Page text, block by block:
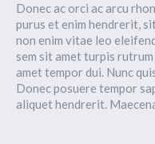
Donec ac orci ac arcu
purus et enim hendrerit,
non enim vitae leo
sem sit amet turpis
amet tempor dui. Nunc
Donec posuere tempor
aliquet hendrerit.